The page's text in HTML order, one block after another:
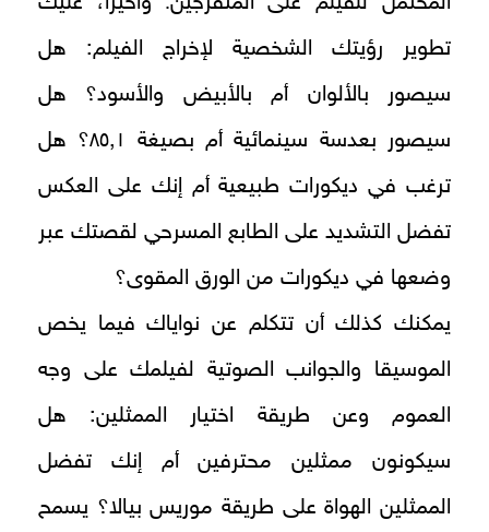
تطوير رؤيتك الشخصية لإخراج الفيلم: هل
سيصور بالألوان أم بالأبيض والأسود؟ هل
سيصور بعدسة سينمائية أم بصيغة ٨٥,١؟ هل
ترغب في ديكورات طبيعية أم إنك على العكس
تفضل التشديد على الطابع المسرحي لقصتك عبر
وضعها في ديكورات من الورق المقوى؟
يمكنك كذلك أن تتكلم عن نواياك فيما يخص
الموسيقا والجوانب الصوتية لفيلمك على وجه
العموم وعن طريقة اختيار الممثلين: هل
سيكونون ممثلين محترفين أم إنك تفضل
الممثلين الهواة على طريقة موريس بيالا؟ يسمح